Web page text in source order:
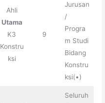
Ahli
Utama
K3
Konstru
ksi
9
Jurusan
/
Progra
m Studi
Bidang
Konstru
ksi(•)
Seluruh